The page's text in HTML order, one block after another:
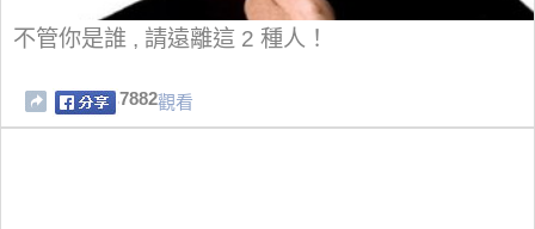
不管你是誰 , 請遠離這 2 種人！
7882觀看